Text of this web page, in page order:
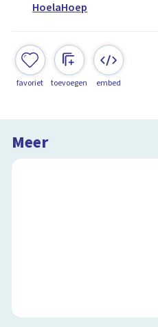
HoelaHoep
favoriet toevoegen embed
Meer